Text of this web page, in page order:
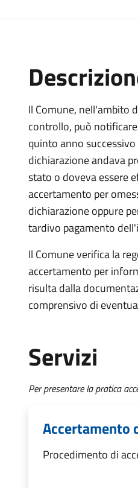
Il Comune, nell'ambito
controllo, può
quinto anno
dichiarazione andava
stato o doveva essere
accertamento per
dichiarazione oppure
tardivo pagamento
Il Comune verifica la
accertamento per
risulta dalla
comprensivo di
Servizi
Per presentare la pratica
Accertamento
Procedimento di